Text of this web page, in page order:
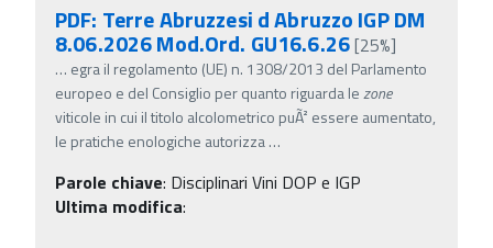
PDF: Terre Abruzzesi d Abruzzo IGP DM
8.06.2026 Mod.Ord. GU16.6.26[25%]
… egra il regolamento (UE) n. 1308/2013 del Parlamento
europeo e del Consiglio per quanto riguarda lezone
viticole in cui il titolo alcolometrico puÃ² essere aumentato,
le pratiche enologiche autorizza…
Parole chiave: Disciplinari Vini DOP e IGP
Ultima modifica: